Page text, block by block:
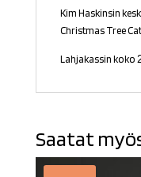
Kim Haskinsin
Christmas Tree
Lahjakassin koko
Saatat